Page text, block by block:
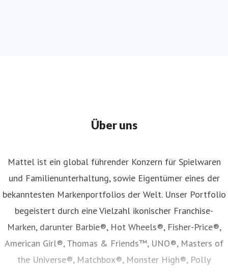
Über uns
Mattel ist ein global führender Konzern für Spielwaren
und Familienunterhaltung, sowie Eigentümer eines der
bekanntesten Markenportfolios der Welt. Unser Portfolio
begeistert durch eine Vielzahl ikonischer Franchise-
Marken, darunter Barbie®, Hot Wheels®, Fisher-Price®,
American Girl®, Thomas & Friends™, UNO®, Masters of
the Universe®, Matchbox®, Monster High®, Polly